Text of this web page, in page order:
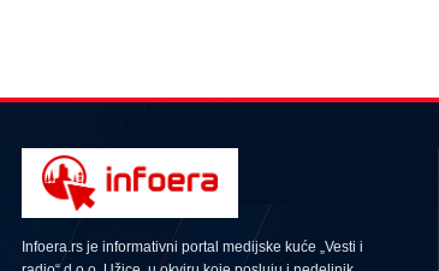
Infoera.rs je informativni portal medijske kuće „Vesti i